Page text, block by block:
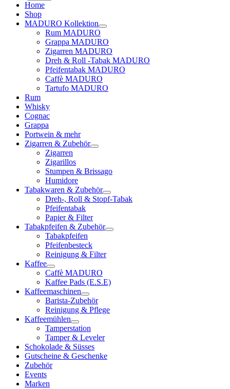
Home
Shop
MADURO Kollektion
Rum MADURO
Grappa MADURO
Zigarren MADURO
Dreh & Roll -Tabak MADURO
Pfeifentabak MADURO
Caffè MADURO
Tartufo MADURO
Rum
Whisky
Cognac
Grappa
Portwein & mehr
Zigarren & Zubehör
Zigarren
Zigarillos
Stumpen & Brissago
Humidore
Tabakwaren & Zubehör
Dreh-, Roll & Stopf-Tabak
Pfeifentabak
Papier & Filter
Tabakpfeifen & Zubehör
Tabakpfeifen
Pfeifenbesteck
Reinigung & Filter
Kaffee
Caffè MADURO
Kaffee Pads (E.S.E)
Kaffeemaschinen
Barista-Zubehör
Reinigung & Pflege
Kaffeemühlen
Tamperstation
Tamper & Leveler
Schokolade & Süsses
Gutscheine & Geschenke
Zubehör
Events
Marken